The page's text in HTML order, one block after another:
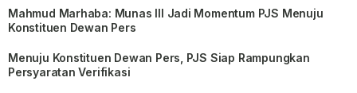
Mahmud Marhaba: Munas III Jadi Momentum PJS Menuju
Konstituen Dewan Pers
Menuju Konstituen Dewan Pers, PJS Siap Rampungkan
Persyaratan Verifikasi